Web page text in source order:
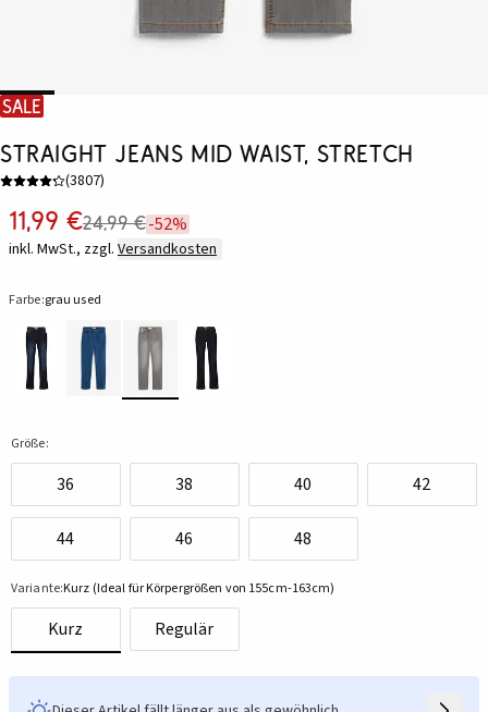
SALE
Straight Jeans Mid Waist, Stretch
(3807)
11,99 €24,99 €-52%
inkl. MwSt., zzgl. Versandkosten
Farbe:grau used
Größe:
36 38 40 42
44 46 48
Variante:Kurz (Ideal für Körpergrößen von 155cm-163cm)
Kurz Regulär